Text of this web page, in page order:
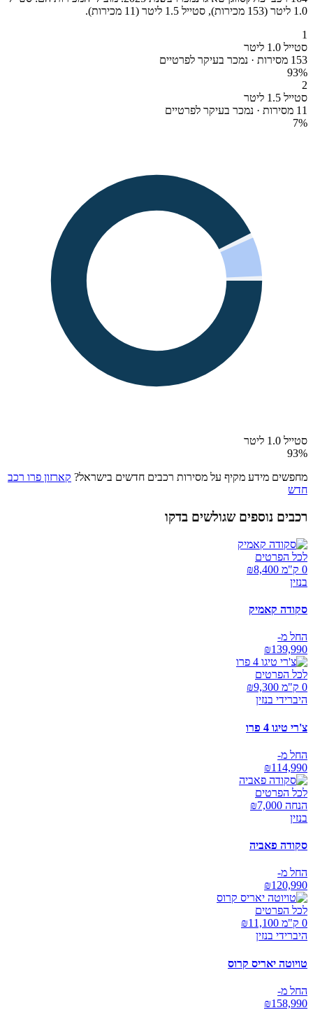
1.0 ליטר (153 מכירות), סטייל 1.5 ליטר (11 מכירות).
1
סטייל 1.0 ליטר
153 מסירות · נמכר בעיקר לפרטיים
93%
2
סטייל 1.5 ליטר
11 מסירות · נמכר בעיקר לפרטיים
7%
סטייל 1.0 ליטר
93%
מחפשים מידע מקיף על מסירות רכבים חדשים בישראל? קארזון פרו רכב
חדש
רכבים נוספים שגולשים בדקו
לכל הפרטים
0 ק"מ ₪
8,400
בנזין
סקודה קאמיק
החל מ-
₪139,990
לכל הפרטים
0 ק"מ ₪
9,300
היברידי בנזין
צ'רי טיגו 4 פרו
החל מ-
₪114,990
לכל הפרטים
הנחה ₪ 7,000
בנזין
סקודה פאביה
החל מ-
₪120,990
לכל הפרטים
0 ק"מ ₪
11,100
היברידי בנזין
טויוטה יאריס קרוס
החל מ-
₪158,990